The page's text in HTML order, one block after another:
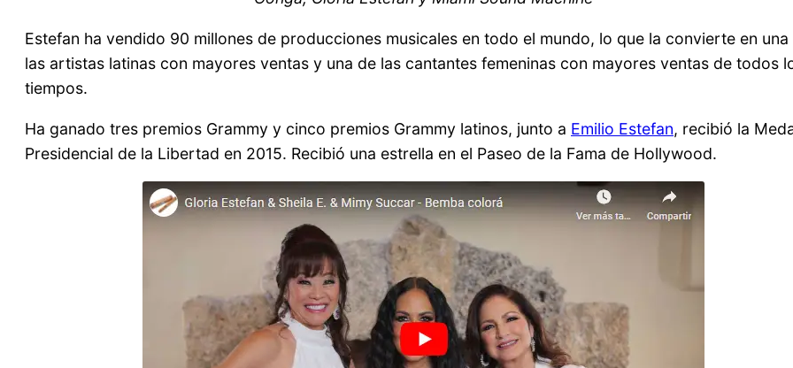
Estefan ha vendido 90 millones de producciones musicales en todo el mundo, lo que la convierte en una
las artistas latinas con mayores ventas y una de las cantantes femeninas con mayores ventas de todos
tiempos.
Ha ganado tres premios Grammy y cinco premios Grammy latinos, junto a Emilio Estefan, recibió la
Presidencial de la Libertad en 2015. Recibió una estrella en el Paseo de la Fama de Hollywood.